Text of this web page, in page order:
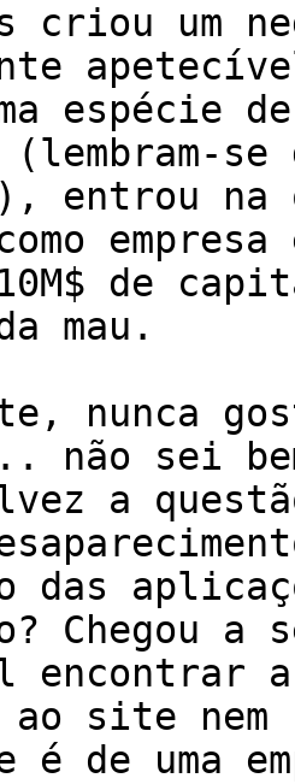
criou um
espécie
se
entrou
empresa
de
mau.
nunca
não sei
a
das
Chegou a
encontrar
ao site nem
é de uma